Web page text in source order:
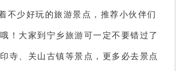
不少好玩的旅游景点，推荐小伙伴们
！大家到宁乡旅游可一定不要错过了
寺、关山古镇等景点，更多必去景点